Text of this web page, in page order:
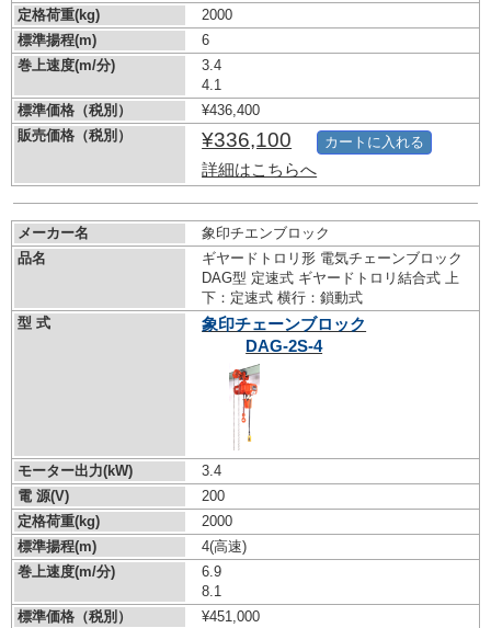
定格荷重(kg)
2000
標準揚程(m)
6
巻上速度(m/分)
3.4
4.1
標準価格（税別）
¥436,400
販売価格（税別）
¥336,100
詳細はこちらへ
カートに入れる
メーカー名
象印チエンブロック
品名
ギヤードトロリ形 電気チェーンブロック
DAG型 定速式 ギヤードトロリ結合式 上
下：定速式 横行：鎖動式
型 式
象印チェーンブロック
DAG-2S-4
モーター出力(kW)
3.4
電 源(V)
200
定格荷重(kg)
2000
標準揚程(m)
4(高速)
巻上速度(m/分)
6.9
8.1
標準価格（税別）
¥451,000